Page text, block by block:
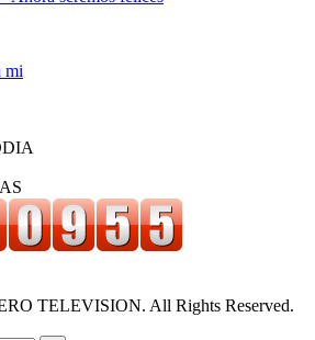
mi
TELEVISION. All Rights Reserved.